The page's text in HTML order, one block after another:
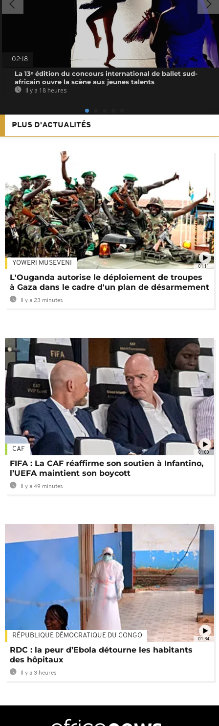
02:18
La 13ᵉ édition du concours international de ballet sud-
africain ouvre la scène aux jeunes talents
Il y a 18 heures
PLUS D'ACTUALITÉS
01:11
YOWERI MUSEVENI
L'Ouganda autorise le déploiement de troupes
à Gaza dans le cadre d'un plan de désarmement
Il y a 23 minutes
01:00
CAF
FIFA : La CAF réaffirme son soutien à Infantino,
l’UEFA maintient son boycott
Il y a 49 minutes
01:34
RÉPUBLIQUE DÉMOCRATIQUE DU CONGO
RDC : la peur d’Ebola détourne les habitants
des hôpitaux
Il y a 3 heures